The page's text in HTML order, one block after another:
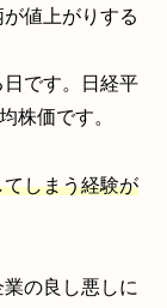
値上がりする
です。日経平
株価です。
しまう経験が
の良し悪しに